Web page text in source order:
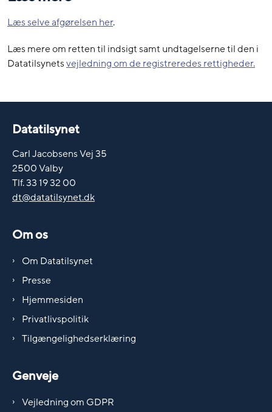
Læs selve afgørelsen her.
Læs mere om retten til indsigt samt undtagelserne til den i
Datatilsynetsvejledning om de registreredes rettigheder.
Datatilsynet
Carl Jacobsens Vej 35
2500 Valby
Tlf. 33 19 32 00
dt@datatilsynet.dk
Om os
Om Datatilsynet
Presse
Hjemmesiden
Privatlivspolitik
Tilgængelighedserklæring
Genveje
Vejledning om GDPR